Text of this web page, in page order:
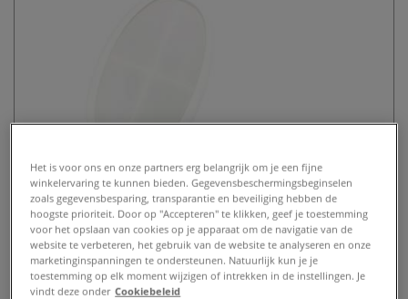
Het is voor ons en onze partners erg belangrijk om je een fijne
winkelervaring te kunnen bieden. Gegevensbeschermingsbeginselen
zoals gegevensbesparing, transparantie en beveiliging hebben de
hoogste prioriteit. Door op "Accepteren" te klikken, geef je toestemming
voor het opslaan van cookies op je apparaat om de navigatie van de
website te verbeteren, het gebruik van de website te analyseren en onze
marketinginspanningen te ondersteunen. Natuurlijk kun je je
toestemming op elk moment wijzigen of intrekken in de instellingen. Je
vindt deze onder Cookiebeleid